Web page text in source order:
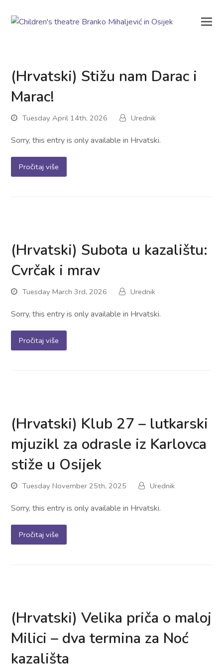
(Hrvatski) Stižu nam Darac i
Marac!
Tuesday April 14th, 2026 Urednik
Sorry, this entry is only available in Hrvatski.
Pročitaj više
(Hrvatski) Subota u kazalištu:
Cvrčak i mrav
Tuesday March 3rd, 2026 Urednik
Sorry, this entry is only available in Hrvatski.
Pročitaj više
(Hrvatski) Klub 27 – lutkarski
mjuzikl za odrasle iz Karlovca
stiže u Osijek
Tuesday November 25th, 2025 Urednik
Sorry, this entry is only available in Hrvatski.
Pročitaj više
(Hrvatski) Velika priča o maloj
Milici – dva termina za Noć
kazališta